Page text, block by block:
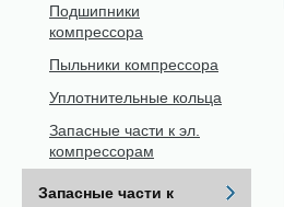
Подшипники
компрессора
Пыльники компрессора
Уплотнительные кольца
Запасные части к эл.
компрессорам
Запасные части к